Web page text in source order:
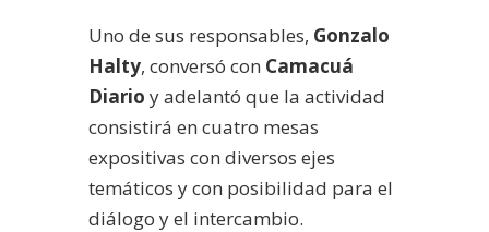
Uno de sus responsables, Gonzalo
Halty, conversó con Camacuá
Diario y adelantó que la actividad
consistirá en cuatro mesas
expositivas con diversos ejes
temáticos y con posibilidad para el
diálogo y el intercambio.